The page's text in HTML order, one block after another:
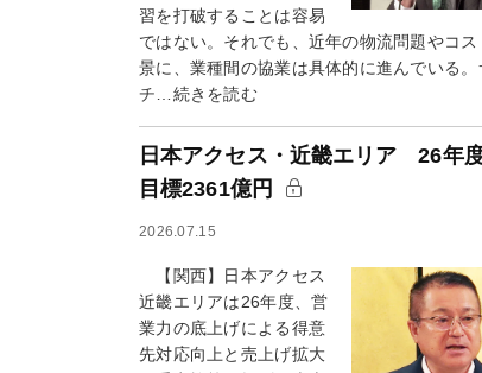
習を打破することは容易
ではない。それでも、近年の物流問題やコス
景に、業種間の協業は具体的に進んでいる。
チ…続きを読む
日本アクセス・近畿エリア 26年
目標2361億円
2026.07.15
【関西】日本アクセス
近畿エリアは26年度、営
業力の底上げによる得意
先対応向上と売上げ拡大